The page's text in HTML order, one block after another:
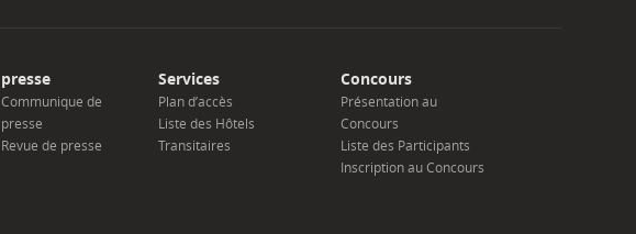
presse
Communique de
presse
Revue de presse
Services
Plan d’accès
Liste des Hôtels
Transitaires
Concours
Présentation au
Concours
Liste des Participants
Inscription au Concours